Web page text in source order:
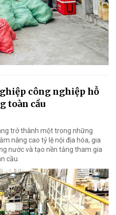
công nghiệp hỗ
toàn cầu
trở thành một trong những
nâng cao tỷ lệ nội địa hóa, gia
nước và tạo nền tảng tham gia
cầu.